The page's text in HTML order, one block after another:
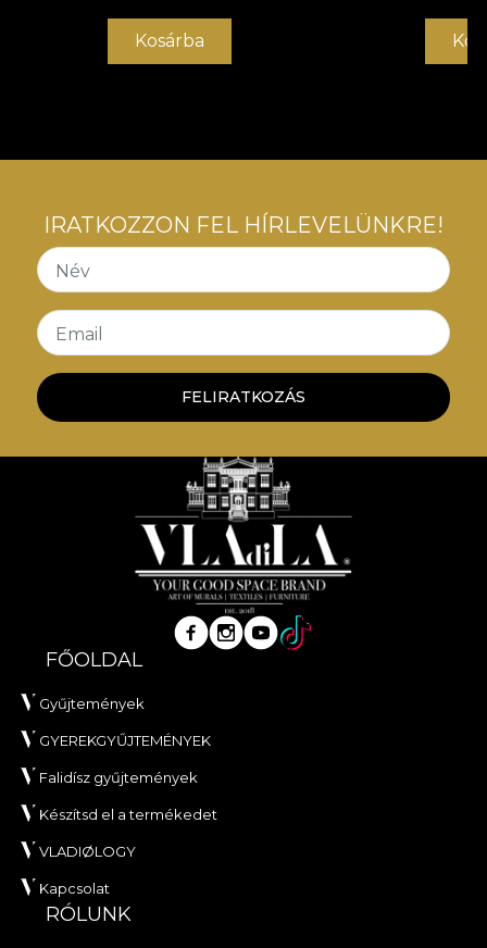
Kosárba
IRATKOZZON FEL HÍRLEVELÜNKRE!
Név
Email
FELIRATKOZÁS
FŐOLDAL
Gyűjtemények
GYEREKGYŰJTEMÉNYEK
Falidísz gyűjtemények
Készítsd el a termékedet
VLADIØLOGY
Kapcsolat
RÓLUNK